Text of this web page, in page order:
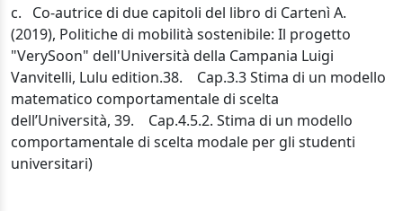
c. Co-autrice di due capitoli del libro di Cartenì A.
(2019), Politiche di mobilità sostenibile: Il progetto
"VerySoon" dell'Università della Campania Luigi
Vanvitelli, Lulu edition.38. Cap.3.3 Stima di un modello
matematico comportamentale di scelta
dell’Università, 39. Cap.4.5.2. Stima di un modello
comportamentale di scelta modale per gli studenti
universitari)